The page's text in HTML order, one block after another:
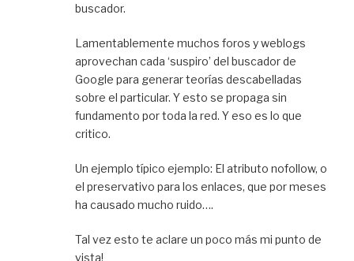
buscador.
Lamentablemente muchos foros y weblogs
aprovechan cada ‘suspiro’ del buscador de
Google para generar teorías descabelladas
sobre el particular. Y esto se propaga sin
fundamento por toda la red. Y eso es lo que
critico.
Un ejemplo típico ejemplo: El atributo nofollow, o
el preservativo para los enlaces, que por meses
ha causado mucho ruido….
Tal vez esto te aclare un poco más mi punto de
vista!